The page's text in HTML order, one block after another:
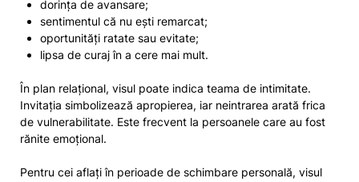
dorința de avansare;
sentimentul că nu ești remarcat;
oportunități ratate sau evitate;
lipsa de curaj în a cere mai mult.
În plan relațional, visul poate indica teama de intimitate.
Invitația simbolizează apropierea, iar neintrarea arată frica
de vulnerabilitate. Este frecvent la persoanele care au fost
rănite emoțional.
Pentru cei aflați în perioade de schimbare personală, visul